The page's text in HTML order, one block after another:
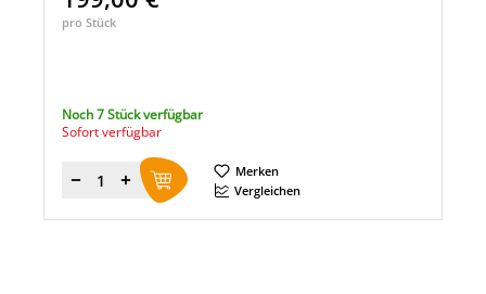
pro Stück
Noch 7 Stück verfügbar
Sofort verfügbar
Menge
Merken
Vergleichen